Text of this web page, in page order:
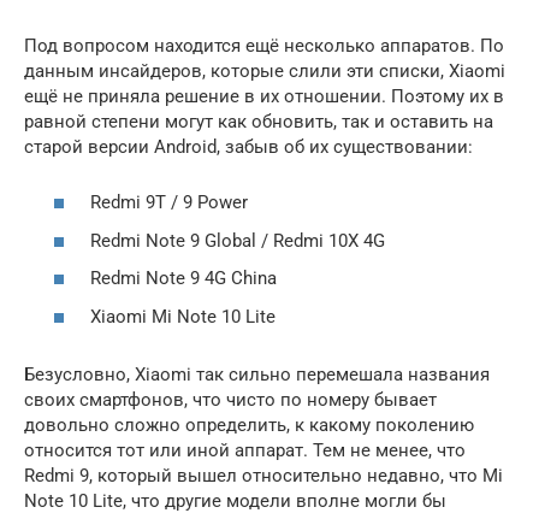
Под вопросом находится ещё несколько аппаратов. По
данным инсайдеров, которые слили эти списки, Xiaomi
ещё не приняла решение в их отношении. Поэтому их в
равной степени могут как обновить, так и оставить на
старой версии Android, забыв об их существовании:
Redmi 9T / 9 Power
Redmi Note 9 Global / Redmi 10X 4G
Redmi Note 9 4G China
Xiaomi Mi Note 10 Lite
Безусловно, Xiaomi так сильно перемешала названия
своих смартфонов, что чисто по номеру бывает
довольно сложно определить, к какому поколению
относится тот или иной аппарат. Тем не менее, что
Redmi 9, который вышел относительно недавно, что Mi
Note 10 Lite, что другие модели вполне могли бы